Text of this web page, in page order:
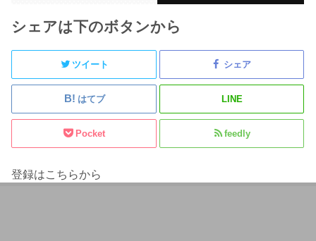
シェアは下のボタンから
ツイート シェア
はてブ LINE
Pocket feedly
登録はこちらから